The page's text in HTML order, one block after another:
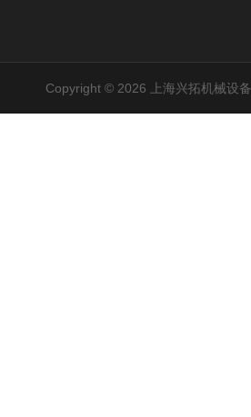
Copyright © 2026 上海兴拓机械设